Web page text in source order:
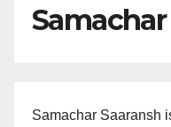
Samachar Saaransh